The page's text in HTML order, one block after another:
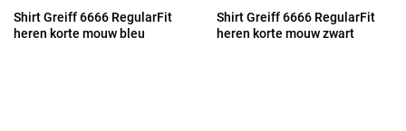
Shirt Greiff 6666 RegularFit
heren korte mouw bleu
Shirt Greiff 6666 RegularFit
heren korte mouw zwart